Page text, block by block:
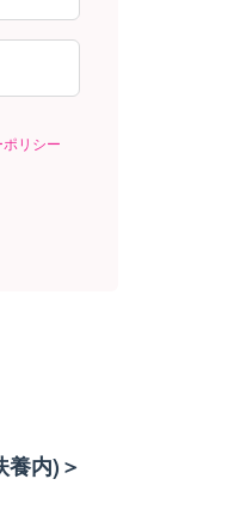
リシー
内)＞